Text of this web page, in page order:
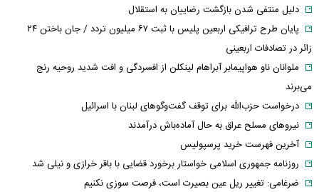
دلیل منتفی شدن بازگشت رضاییان به استقلال
پایان طرح ترافیکی اربعین پلیس با ثبت ۶۷ میلیون تردد / جان باختن ۲۴
زائر در تصادفات اربعینی
ملوانان ناو هواپیمابر آبراهام لینکلن از افسردگی و افت شدید روحیه رنج
می‌برند
درخواست حزب‌الله برای توقف گفت‌وگوهای لبنان با اسرائیل
نیروهای مسلح عراق به حال آماده‌باش درآمدند
آخرین فهرست خرید پرسپولیس
روزنامه جمهوری اسلامی خواستار برخورد قضایی با باقر خرازی و نیلی شد
ضرغامی: تغییر ریل عین بصیرت است، فرصت سوزی نکنیم